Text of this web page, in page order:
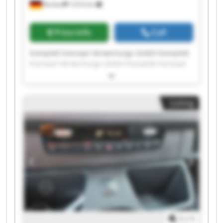
Borken 7,016 km
Price info Call
Komplett Konzept Verwertungs GmbH Komplett
Verwertungs GmbH Komplett Konzept
Verwertungs GmbH Komplett Konzept
Verwertungs GmbH Komplett Konzept
Verwertungs GmbH Komplett Konzept
Verwertungs GmbH Komplett Konzept
Verwertungs GmbH Komplett Konzept
Verwertungs GmbH Komplett Konzept
Verwertungs GmbH Komplett Konzept
Verwertungs GmbH Komplett Konzept
Verwertungs GmbH Komplett Konzept
Verwertungs GmbH Komplett Konzept
Verwertungs GmbH Komplett Konzept
Listing